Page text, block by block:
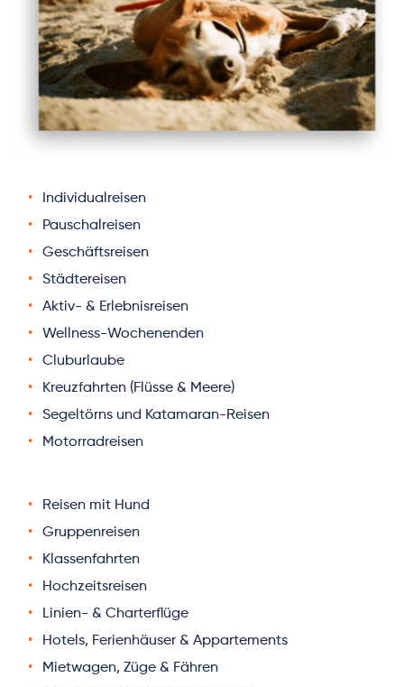
Individualreisen
Pauschalreisen
Geschäftsreisen
Städtereisen
Aktiv- & Erlebnisreisen
Wellness-Wochenenden
Cluburlaube
Kreuzfahrten (Flüsse & Meere)
Segeltörns und Katamaran-Reisen
Motorradreisen
Reisen mit Hund
Gruppenreisen
Klassenfahrten
Hochzeitsreisen
Linien- & Charterflüge
Hotels, Ferienhäuser & Appartements
Mietwagen, Züge & Fähren